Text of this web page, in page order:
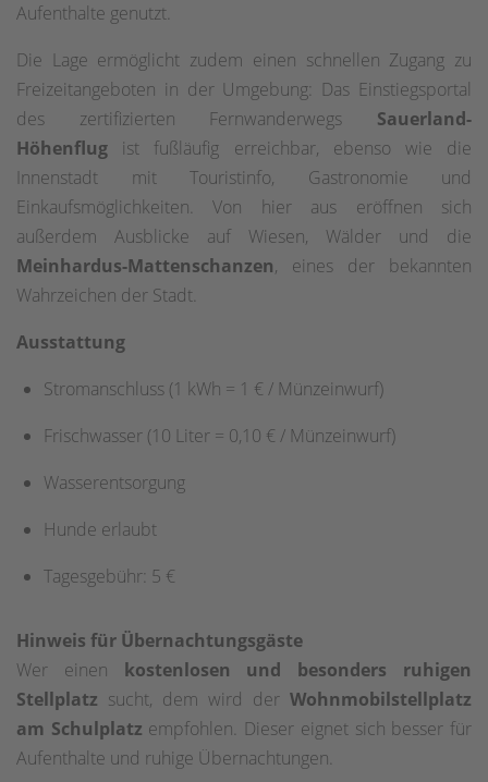
Aufenthalte genutzt.
Die Lage ermöglicht zudem einen schnellen Zugang zu
Freizeitangeboten in der Umgebung: Das Einstiegsportal
des zertifizierten Fernwanderwegs Sauerland-
Höhenflug ist fußläufig erreichbar, ebenso wie die
Innenstadt mit Touristinfo, Gastronomie und
Einkaufsmöglichkeiten. Von hier aus eröffnen sich
außerdem Ausblicke auf Wiesen, Wälder und die
Meinhardus-Mattenschanzen, eines der bekannten
Wahrzeichen der Stadt.
Ausstattung
Stromanschluss (1 kWh = 1 € / Münzeinwurf)
Frischwasser (10 Liter = 0,10 € / Münzeinwurf)
Wasserentsorgung
Hunde erlaubt
Tagesgebühr: 5 €
Hinweis für Übernachtungsgäste
Wer einen kostenlosen und besonders ruhigen
Stellplatz sucht, dem wird der Wohnmobilstellplatz
am Schulplatz empfohlen. Dieser eignet sich besser für
Aufenthalte und ruhige Übernachtungen.